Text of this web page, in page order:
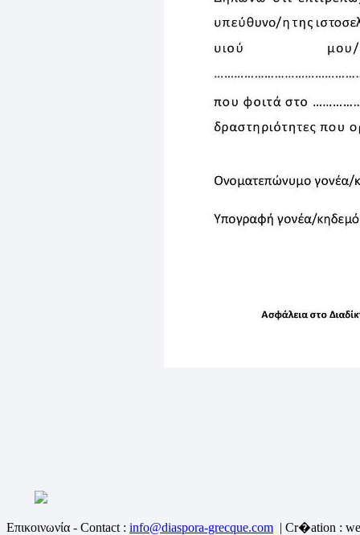
Επικοινωνία - Contact : info@diaspora-grecque.com | Cr�ation :